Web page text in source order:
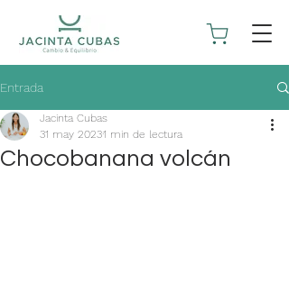
Entrada
Chocobanana volcán
Jacinta Cubas
31 may 20231 min de lectura